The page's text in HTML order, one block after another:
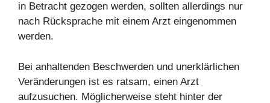
in Betracht gezogen werden, sollten allerdings nur
nach Rücksprache mit einem Arzt eingenommen
werden.
Bei anhaltenden Beschwerden und unerklärlichen
Veränderungen ist es ratsam, einen Arzt
aufzusuchen. Möglicherweise steht hinter der